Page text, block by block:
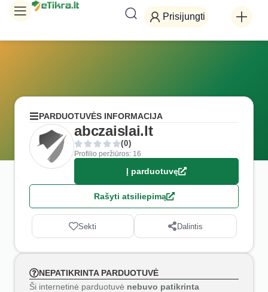
Prisijungti
PARDUOTUVĖS INFORMACIJA
abczaislai.lt
(0)
Profilio peržiūros: 16
Į parduotuvę
Rašyti atsiliepimą
Sekti Dalintis
NEPATIKRINTA PARDUOTUVĖ
Ši internetinė parduotuvė nebuvo patikrinta